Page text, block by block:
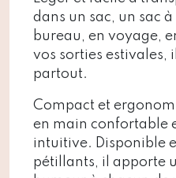
dans un sac, un sac
bureau, en voyage,
vos sorties estivales,
partout.
Compact et
en main confortable
intuitive. Disponible
pétillants, il apporte